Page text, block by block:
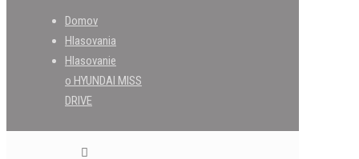
Domov
Hlasovania
Hlasovanie
o HYUNDAI MISS
DRIVE